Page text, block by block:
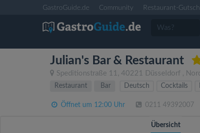
GastroGuide.de Community Restaurant-
Julian's Bar & Restaurant
Speditionstraße 11 , 40221 Düsseldorf ,
Restaurant
Bar Deutsch Cocktails
Öffnet um 12:00 Uhr 0211 49392007
Übersicht